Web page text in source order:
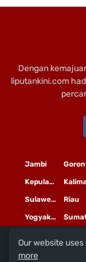
Dengan
liputankini.com
Jambi
Kepulauan Riau
Riau
Sulawesi Selatan
Yogyakarta
Our website
more